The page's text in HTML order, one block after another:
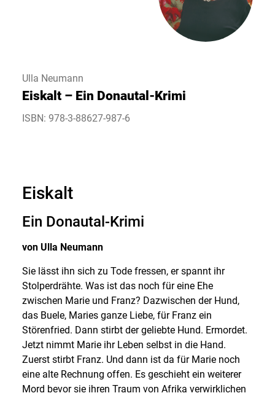
Ulla Neumann
Eiskalt – Ein Donautal-Krimi
ISBN: 978-3-88627-987-6
Eiskalt
Ein Donautal-Krimi
von Ulla Neumann
Sie lässt ihn sich zu Tode fressen, er spannt ihr
Stolperdrähte. Was ist das noch für eine Ehe
zwischen Marie und Franz? Dazwischen der Hund,
das Buele, Maries ganze Liebe, für Franz ein
Störenfried. Dann stirbt der geliebte Hund. Ermordet.
Jetzt nimmt Marie ihr Leben selbst in die Hand.
Zuerst stirbt Franz. Und dann ist da für Marie noch
eine alte Rechnung offen. Es geschieht ein weiterer
Mord bevor sie ihren Traum von Afrika verwirklichen